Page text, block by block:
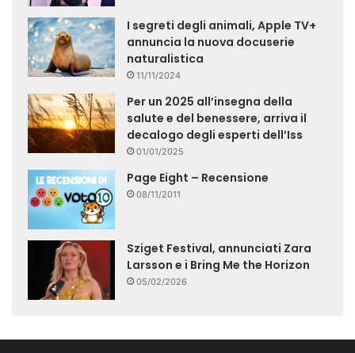
I segreti degli animali, Apple TV+
annuncia la nuova docuserie
naturalistica
11/11/2024
Per un 2025 all’insegna della
salute e del benessere, arriva il
decalogo degli esperti dell’Iss
01/01/2025
Page Eight – Recensione
08/11/2011
Sziget Festival, annunciati Zara
Larsson e i Bring Me the Horizon
05/02/2026